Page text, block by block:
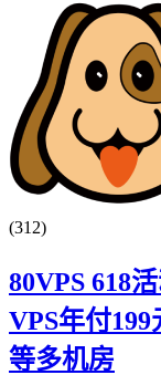
(312)
80VPS 618
VPS年付
等多机房